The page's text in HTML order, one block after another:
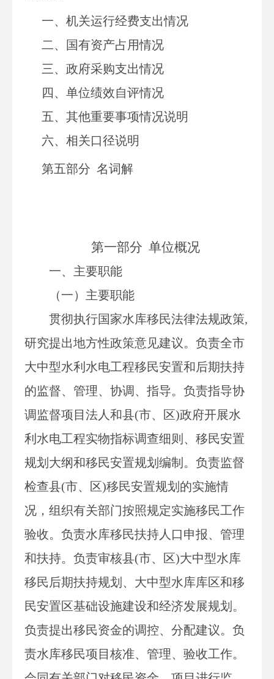
一、机关运行经费支出情况
二、国有资产占用情况
三、政府采购支出情况
四、单位绩效自评情况
五、其他重要事项情况说明
六、相关口径说明
第五部分 名词解
第一部分 单位概况
一、主要职能
（一）主要职能
贯彻执行国家水库移民法律法规政策,
研究提出地方性政策意见建议。负责全市
大中型水利水电工程移民安置和后期扶持
的监督、管理、协调、指导。负责指导协
调监督项目法人和县(市、区)政府开展水
利水电工程实物指标调查细则、移民安置
规划大纲和移民安置规划编制。负责监督
检查县(市、区)移民安置规划的实施情
况，组织有关部门按照规定实施移民工作
验收。负责水库移民扶持人口申报、管理
和扶持。负责审核县(市、区)大中型水库
移民后期扶持规划、大中型水库库区和移
民安置区基础设施建设和经济发展规划。
负责提出移民资金的调控、分配建议。负
责水库移民项目核准、管理、验收工作。